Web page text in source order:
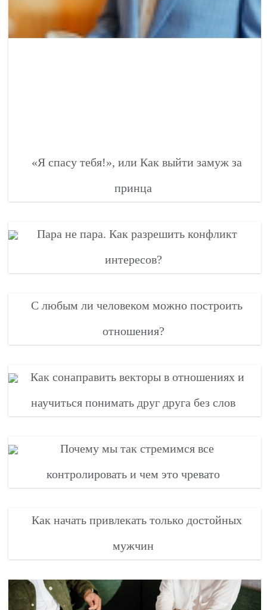
«Я спасу тебя!», или Как выйти замуж за
принца
Пара не пара. Как разрешить конфликт
интересов?
С любым ли человеком можно построить
отношения?
Как сонаправить векторы в отношениях и
научиться понимать друг друга без слов
Почему мы так стремимся все
контролировать и чем это чревато
Как начать привлекать только достойных
мужчин